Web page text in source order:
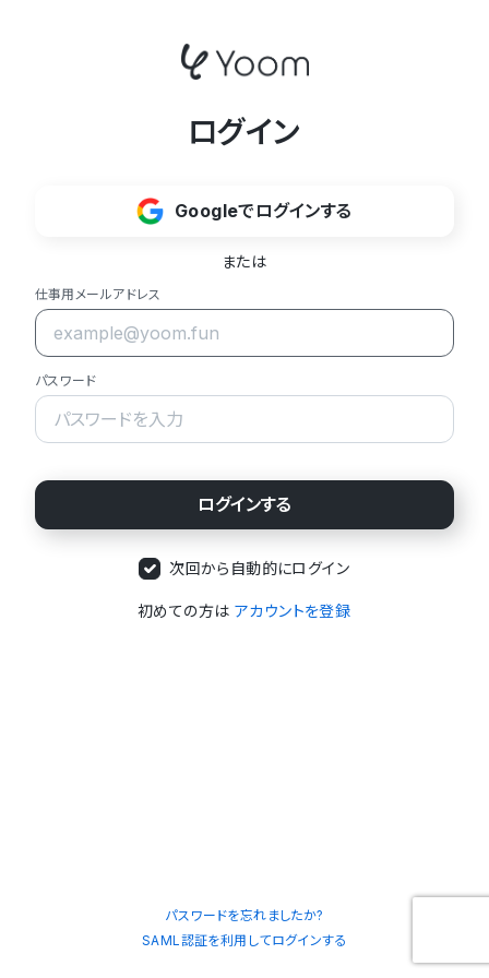
ログイン
Googleでログインする
または
仕事用メールアドレス
パスワード
次回から自動的にログイン
初めての方は アカウントを登録
パスワードを忘れましたか?
SAML認証を利用してログインする